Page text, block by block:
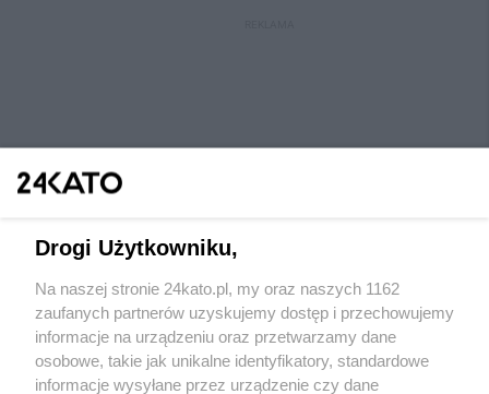
Wydawca mediów lokalnych
Drogi Użytkowniku,
Na naszej stronie 24kato.pl, my oraz naszych 1162
zaufanych partnerów uzyskujemy dostęp i przechowujemy
informacje na urządzeniu oraz przetwarzamy dane
osobowe, takie jak unikalne identyfikatory, standardowe
informacje wysyłane przez urządzenie czy dane